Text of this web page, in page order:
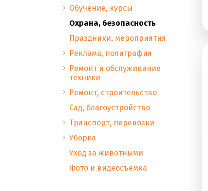
Обучение, курсы
Охрана, безопасность
Праздники, мероприятия
Реклама, полиграфия
Ремонт и обслуживание
техники
Ремонт, строительство
Сад, благоустройство
Транспорт, перевозки
Уборка
Уход за животными
Фото и видеосъемка